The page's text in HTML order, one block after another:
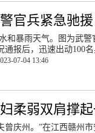
官兵紧急驰援
和暴雨天气。图为武
报后，迅速出动100
07-04 13:46
柔弱双肩撑
庆州。”在江西赣州